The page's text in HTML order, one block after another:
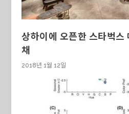
상하이에 오픈한 스타벅스
채
2018년 1월 12일